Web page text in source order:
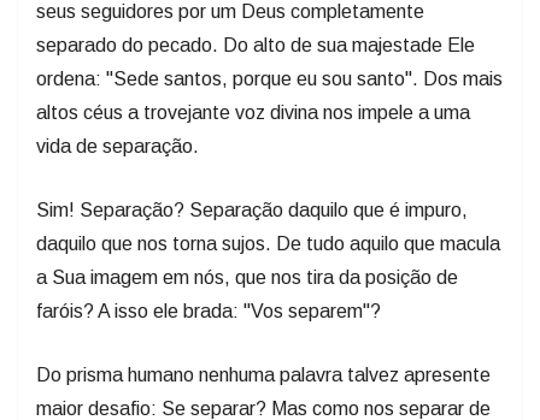
seus seguidores por um Deus completamente
separado do pecado. Do alto de sua majestade Ele
ordena: "Sede santos, porque eu sou santo". Dos mais
altos céus a trovejante voz divina nos impele a uma
vida de separação.
Sim! Separação? Separação daquilo que é impuro,
daquilo que nos torna sujos. De tudo aquilo que macula
a Sua imagem em nós, que nos tira da posição de
faróis? A isso ele brada: "Vos separem"?
Do prisma humano nenhuma palavra talvez apresente
maior desafio: Se separar? Mas como nos separar de